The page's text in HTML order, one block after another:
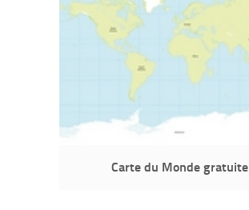
Carte du Monde gratuite